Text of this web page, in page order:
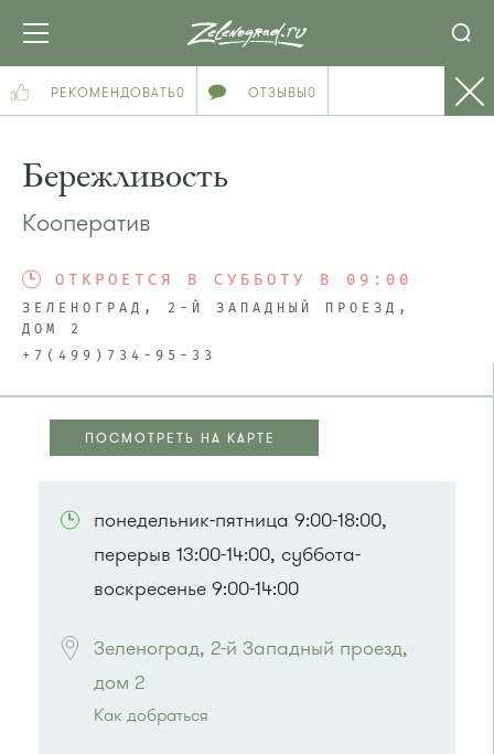
РЕКОМЕНДОВАТЬ0 ОТЗЫВЫ0
Бережливость
Кооператив
ОТКРОЕТСЯ В СУББОТУ В 09:00
ЗЕЛЕНОГРАД, 2-Й ЗАПАДНЫЙ ПРОЕЗД,
ДОМ 2
+7(499)734-95-33
ПОСМОТРЕТЬ НА КАРТЕ
понедельник-пятница 9:00-18:00,
перерыв 13:00-14:00, суббота-
воскресенье 9:00-14:00
Зеленоград, 2-й Западный проезд,
дом 2
Как добраться